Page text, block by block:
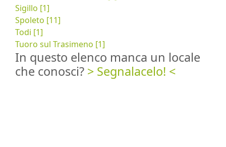
Sigillo [1]
Spoleto [11]
Todi [1]
Tuoro sul Trasimeno [1]
In questo elenco manca un locale
che conosci? > Segnalacelo! <